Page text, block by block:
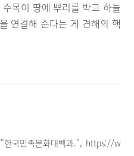
목이 땅에 뿌리를 박고 하늘
연결해 준다는 게 견해의 핵
"한국민족문화대백과.", https://w